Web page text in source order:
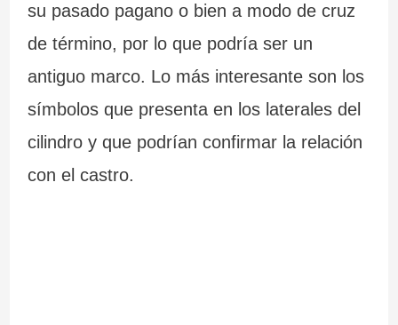
su pasado pagano o bien a modo de cruz
de término, por lo que podría ser un
antiguo marco. Lo más interesante son los
símbolos que presenta en los laterales del
cilindro y que podrían confirmar la relación
con el castro.